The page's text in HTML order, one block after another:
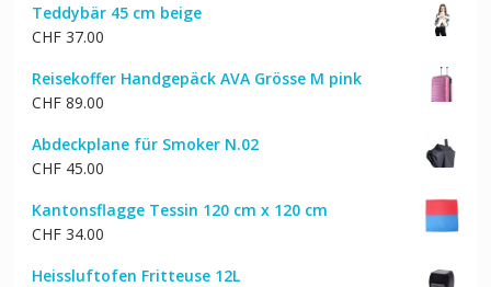
Teddybär 45 cm beige
CHF37.00
Reisekoffer Handgepäck AVA Grösse M pink
CHF89.00
Abdeckplane für Smoker N.02
CHF45.00
Kantonsflagge Tessin 120 cm x 120 cm
CHF34.00
Heissluftofen Fritteuse 12L